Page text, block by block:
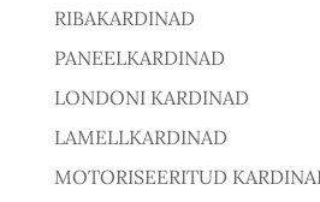
RIBAKARDINAD
PANEELKARDINAD
LONDONI KARDINAD
LAMELLKARDINAD
MOTORISEERITUD